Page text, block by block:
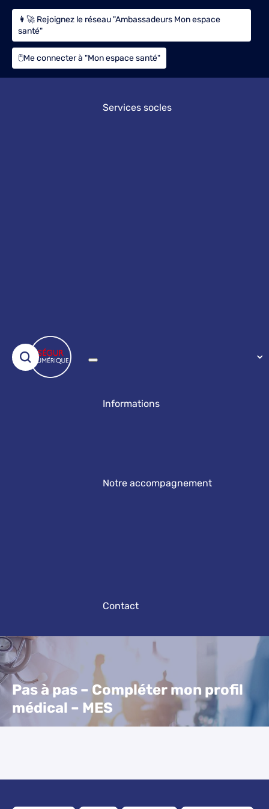
👩‍🚀 Rejoignez le réseau "Ambassadeurs Mon espace
santé"
🖱️Me connecter à "Mon espace santé"
Services socles
Informations
Notre accompagnement
Contact
Pas à pas – Compléter mon profil
médical – MES